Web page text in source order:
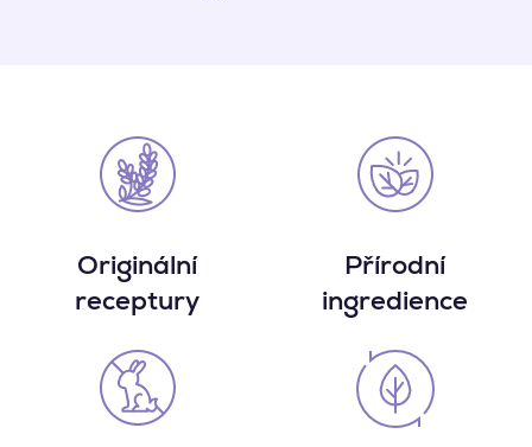
Originální
receptury
Přírodní
ingredience